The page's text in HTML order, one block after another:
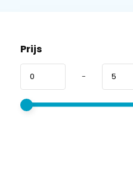
Prijs
-